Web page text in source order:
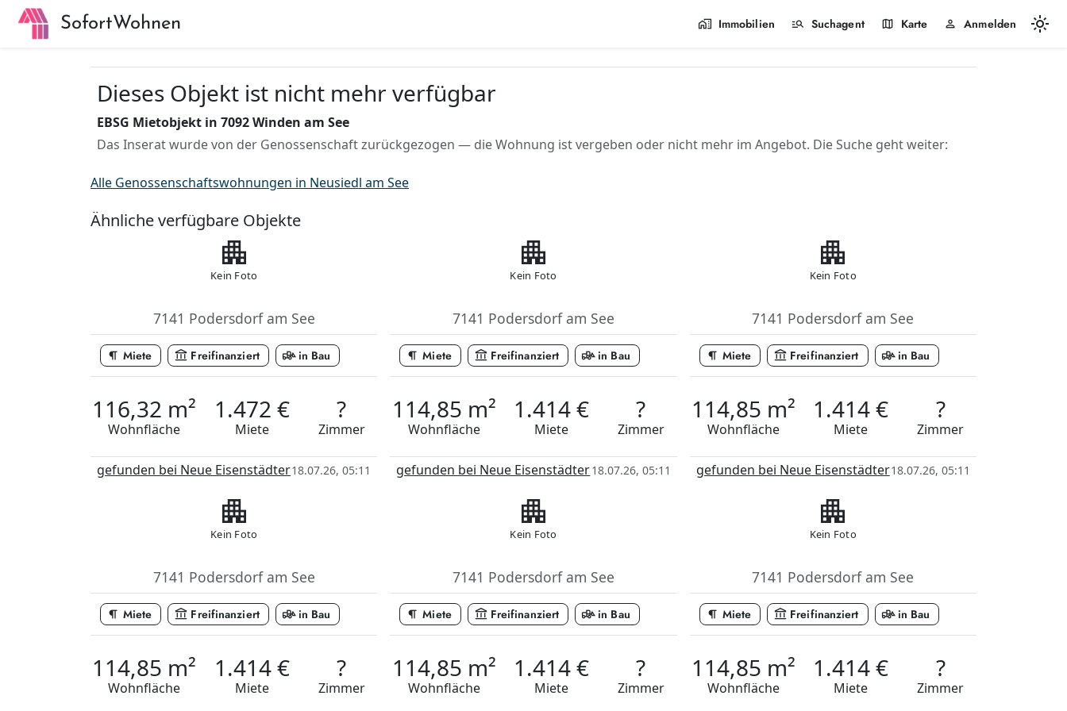
SofortWohnen home_work Immobilien manage_search Suchagent map Karte person Anmelden light_mode
Dieses Objekt ist nicht mehr verfügbar
EBSG Mietobjekt in 7092 Winden am See
Das Inserat wurde von der Genossenschaft zurückgezogen — die Wohnung ist vergeben oder nicht mehr im Angebot. Die Suche geht weiter:
Alle Genossenschaftswohnungen in Neusiedl am See
Ähnliche verfügbare Objekte
apartment
Kein Foto
7141 Podersdorf am See
format_paragraph Miete account_balance Freifinanziert front_loader in Bau
116,32 m²
Wohnfläche
1.472 €
Miete
?
Zimmer
gefunden bei Neue Eisenstädter18.07.26, 05:11
apartment
Kein Foto
7141 Podersdorf am See
format_paragraph Miete account_balance Freifinanziert front_loader in Bau
114,85 m²
Wohnfläche
1.414 €
Miete
?
Zimmer
gefunden bei Neue Eisenstädter18.07.26, 05:11
apartment
Kein Foto
7141 Podersdorf am See
format_paragraph Miete account_balance Freifinanziert front_loader in Bau
114,85 m²
Wohnfläche
1.414 €
Miete
?
Zimmer
gefunden bei Neue Eisenstädter18.07.26, 05:11
apartment
Kein Foto
7141 Podersdorf am See
format_paragraph Miete account_balance Freifinanziert front_loader in Bau
114,85 m²
Wohnfläche
1.414 €
Miete
?
Zimmer
apartment
Kein Foto
7141 Podersdorf am See
format_paragraph Miete account_balance Freifinanziert front_loader in Bau
114,85 m²
Wohnfläche
1.414 €
Miete
?
Zimmer
apartment
Kein Foto
7141 Podersdorf am See
format_paragraph Miete account_balance Freifinanziert front_loader in Bau
114,85 m²
Wohnfläche
1.414 €
Miete
?
Zimmer